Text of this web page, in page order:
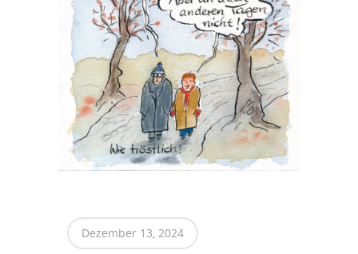
Dezember 13, 2024